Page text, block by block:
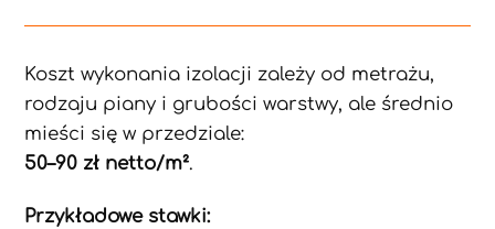
Koszt wykonania izolacji zależy od metrażu,
rodzaju piany i grubości warstwy, ale średnio
mieści się w przedziale:
50–90 zł netto/m².
Przykładowe stawki: